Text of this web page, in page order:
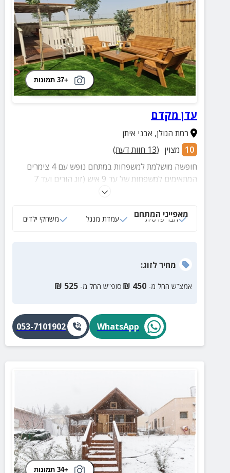
+37 תמונות
עדן מקדם
רמת הגולן, אבני איתן
10 מצוין (
13 חוות דעת)
חופשה מושלמת למשפחות במתחם נופש עם 4 צימרים
המתאימים למשפחות של עד 9 איש (זוג הורים ועד 7
ילדים) וכוללים: חדר שינה זוגי, קומת גלריה, ג'קוזי זוגי
מאפייני המתחם
חצר פרטית עמדת מנגל משחקי ילדים
מחירלזוג:
אמצ”ש החל מ- 450
₪ סופ”ש החל מ- 525
₪
WhatsApp
053-7101902
+34 תמונות